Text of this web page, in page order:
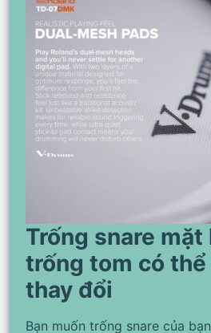
Trống snare
trống tom có
thay đổi
Bạn muốn trống snare của